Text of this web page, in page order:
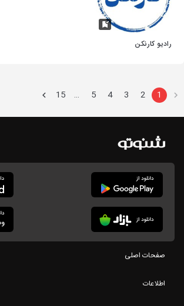
رادیو کارنکن
1
2
3
4
5
…
15
صفحات اصلی
اطلاعات